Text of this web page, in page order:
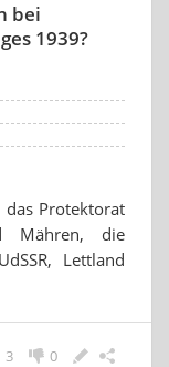
bei
1939?
das Protektorat
Mähren, die
Lettland
0
3